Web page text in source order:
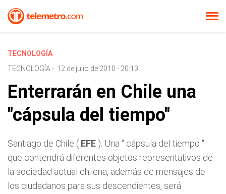
TECNOLOGÍA
TECNOLOGÍA - 12 de julio de 2010 - 20:13
Enterrarán en Chile una
"cápsula del tiempo"
Santiago de Chile ( EFE ). Una " cápsula del tiempo "
que contendrá diferentes objetos representativos de
la sociedad actual chilena, además de mensajes de
los ciudadanos para sus descendientes, será